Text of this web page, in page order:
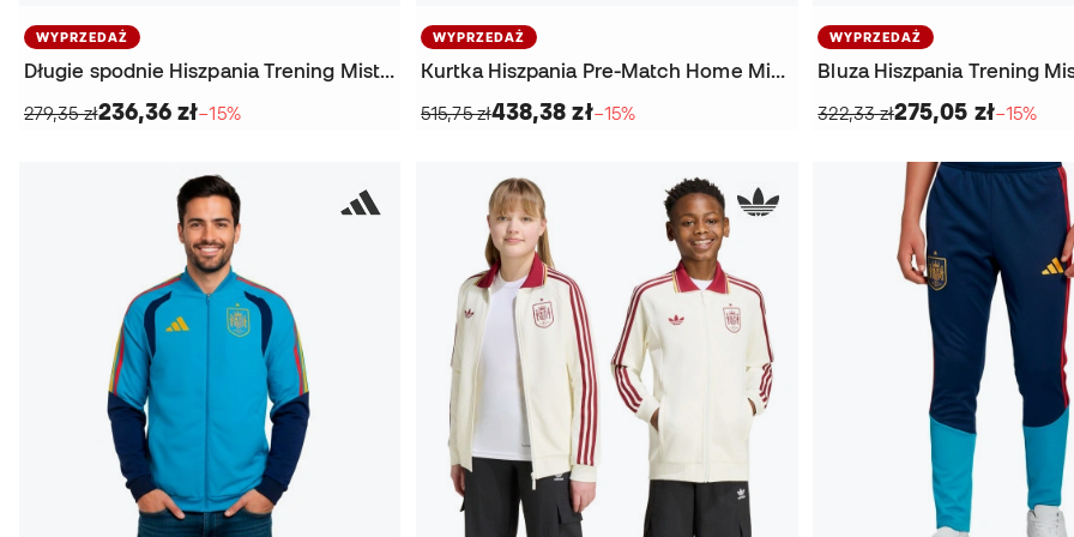
WYPRZEDAŻ
Długie spodnie Hiszpania Trening Mistrzostwa Świata 2026
279,35 zł236,36 zł−15%
WYPRZEDAŻ
Kurtka Hiszpania Pre-Match Home Mistrzostwa Świata 2026
515,75 zł438,38 zł−15%
WYPRZEDAŻ
322,33 zł275,05 zł−15%